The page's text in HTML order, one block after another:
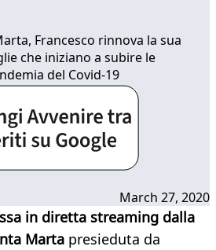
Francesco rinnova la sua
che iniziano a subire le
del Covid-19
March 27, 2020
in diretta streaming dalla
Marta presieduta da